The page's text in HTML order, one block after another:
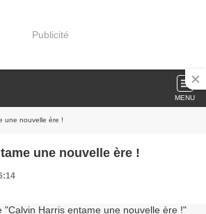
Publicité
MENU
une nouvelle ère !
une nouvelle ère !